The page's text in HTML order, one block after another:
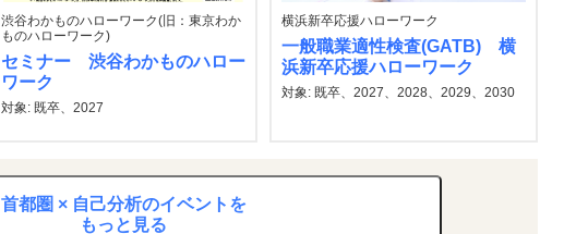
渋谷わかものハローワーク(旧：東京わか
ものハローワーク)
セミナー 渋谷わかものハロー
ワーク
対象: 既卒、2027
横浜新卒応援ハローワーク
一般職業適性検査(GATB) 横
浜新卒応援ハローワーク
対象: 既卒、2027、2028、2029、2030
首都圏 × 自己分析のイベントを
もっと見る